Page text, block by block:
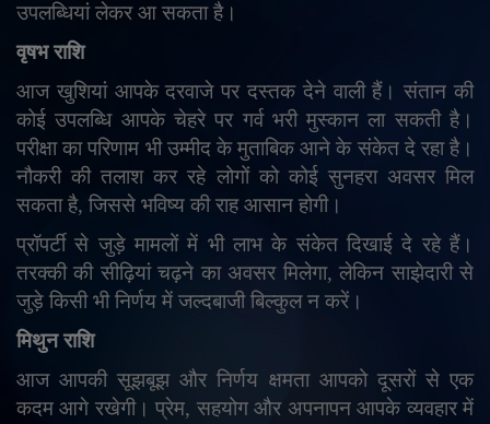
उपलब्धियां लेकर आ सकता है।
वृषभ राशि
आज खुशियां आपके दरवाजे पर दस्तक देने वाली हैं। संतान की
कोई उपलब्धि आपके चेहरे पर गर्व भरी मुस्कान ला सकती है।
परीक्षा का परिणाम भी उम्मीद के मुताबिक आने के संकेत दे रहा है।
नौकरी की तलाश कर रहे लोगों को कोई सुनहरा अवसर मिल
सकता है, जिससे भविष्य की राह आसान होगी।
प्रॉपर्टी से जुड़े मामलों में भी लाभ के संकेत दिखाई दे रहे हैं।
तरक्की की सीढ़ियां चढ़ने का अवसर मिलेगा,लेकिन साझेदारी से
जुड़े किसी भी निर्णय में जल्दबाजी बिल्कुल न करें।
मिथुन राशि
आज आपकी सूझबूझ और निर्णय क्षमता आपको दूसरों से एक
कदम आगे रखेगी। प्रेम, सहयोग और अपनापन आपके व्यवहार में